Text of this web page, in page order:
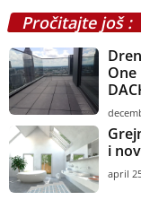
Pročitajte još :
i
april